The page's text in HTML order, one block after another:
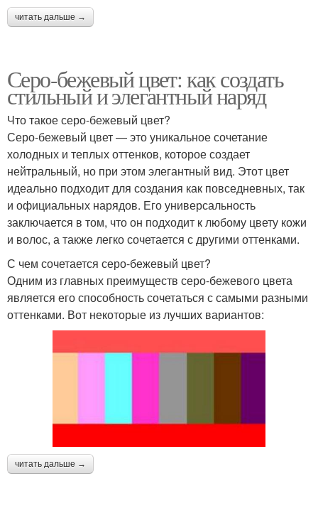
читать дальше →
Серо-бежевый цвет: как создать
стильный и элегантный наряд
Что такое серо-бежевый цвет?
Серо-бежевый цвет — это уникальное сочетание
холодных и теплых оттенков, которое создает
нейтральный, но при этом элегантный вид. Этот цвет
идеально подходит для создания как повседневных, так
и официальных нарядов. Его универсальность
заключается в том, что он подходит к любому цвету кожи
и волос, а также легко сочетается с другими оттенками.
С чем сочетается серо-бежевый цвет?
Одним из главных преимуществ серо-бежевого цвета
является его способность сочетаться с самыми разными
оттенками. Вот некоторые из лучших вариантов:
читать дальше →